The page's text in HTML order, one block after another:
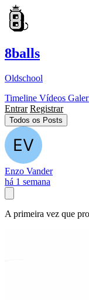
8balls
Oldschool
Timeline Vídeos
Entrar Registrar
Todos os Posts
Enzo Vander
há 1 semana
A primeira vez que